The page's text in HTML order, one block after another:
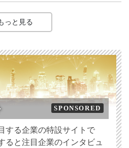
っと見る
SPONSORED
する企業の特設サイトで
ると注目企業のインタビュ